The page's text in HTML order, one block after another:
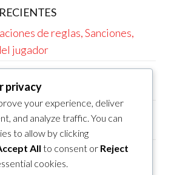
de reglas, Sanciones,
jugador
de puntuación únicos,
Dinámicas del juego
de puntuación, Registro de
del juego
casual, formatos competitivos,
privacy
your experience, deliver
and analyze traffic. You can
to allow by clicking
All to consent or Reject
cookies.